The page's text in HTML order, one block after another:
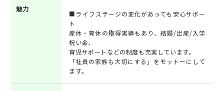
魅力
■ライフステージの変化があっても安心サポー
ト
産休・育休の取得実績もあり、結婚/出産/入学
祝い金、
育児サポートなどの制度も充実しています。
「社員の家族も大切にする」をモットーにして
ます。